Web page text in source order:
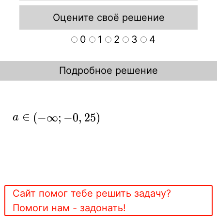
Оцените своё решение
0
1 2 3 4
Подробное решение
a\in (-
a ∈ (−∞; −0, 25)
Сайт помог тебе решить задачу?
Помоги нам - задонать!